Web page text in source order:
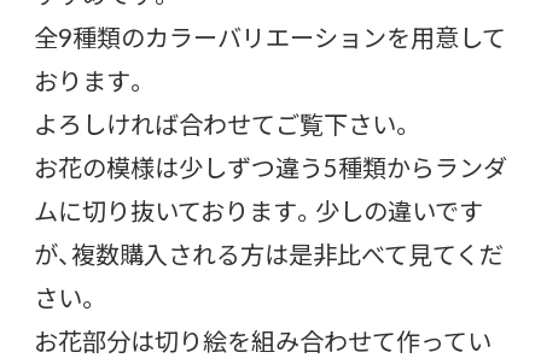
全9種類のカラーバリエーションを用意して
おります。
よろしければ合わせてご覧下さい。
お花の模様は少しずつ違う5種類からランダ
ムに切り抜いております。少しの違いです
が、複数購入される方は是非比べて見てくだ
さい。
お花部分は切り絵を組み合わせて作ってい